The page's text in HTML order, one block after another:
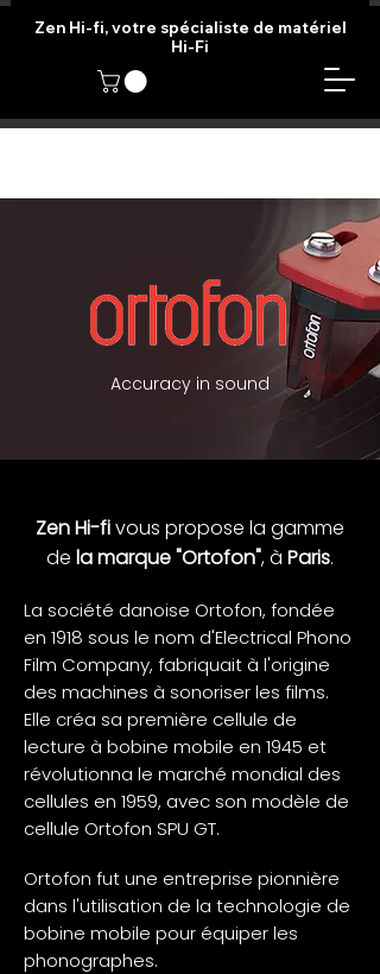
Zen Hi-fi, votre spécialiste de matériel
Hi-Fi
Accuracy in sound
Zen Hi-fivous propose la gamme
de la marque "Ortofon", à Paris.
La société danoise Ortofon, fondée
en 1918 sous le nom d'Electrical Phono
Film Company, fabriquait à l'origine
des machines à sonoriser les films.
Elle créa sa première cellule de
lecture à bobine mobile en 1945 et
révolutionna le marché mondial des
cellules en 1959, avec son modèle de
cellule Ortofon SPU GT.
Ortofon fut une entreprise pionnière
dans l'utilisation de la technologie de
bobine mobile pour équiper les
phonographes.